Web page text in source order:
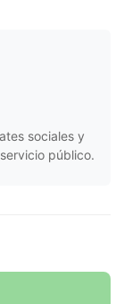
sociales y
público.